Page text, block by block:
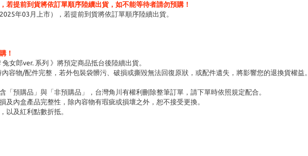
提前到貨將依訂單順序陸續出貨，如不能等待者請勿預購！
年03月上市），若提前到貨將依訂單順序陸續出貨。
！
女郎ver. 系列 》將預定商品抵台後陸續出貨。
容物/配件完整，若外包裝袋髒污、破損或撕毀無法回復原狀，或配件遺失，將影響您的退換貨權益。
預購品」與「非預購品」，台灣角川有權利刪除整筆訂單，請下單時依照規定配合。
內盒產品完整性，除內容物有瑕疵或損壞之外，恕不接受更換。
以及紅利點數折抵。